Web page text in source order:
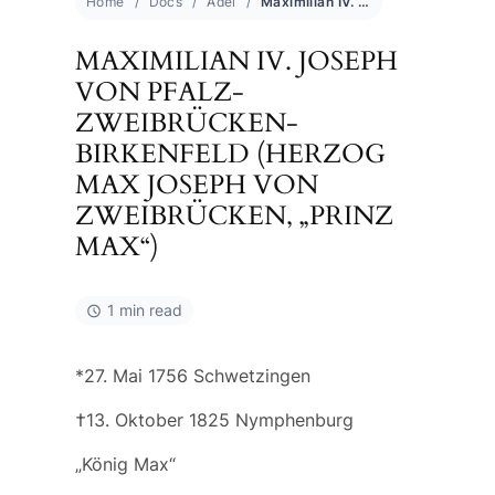
MAXIMILIAN IV. JOSEPH
VON PFALZ-
ZWEIBRÜCKEN-
BIRKENFELD (HERZOG
MAX JOSEPH VON
ZWEIBRÜCKEN, „PRINZ
MAX“)
1 min read
*27. Mai 1756 Schwetzingen
†13. Oktober 1825 Nymphenburg
„König Max“